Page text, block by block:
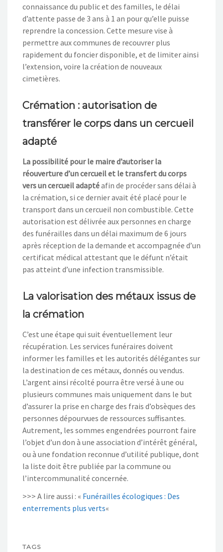
connaissance du public et des familles, le délai
d’attente passe de 3 ans à 1 an pour qu’elle puisse
reprendre la concession. Cette mesure vise à
permettre aux communes de recouvrer plus
rapidement du foncier disponible, et de limiter ainsi
l’extension, voire la création de nouveaux
cimetières.
Crémation : autorisation de
transférer le corps dans un cercueil
adapté
La possibilité pour le maire d’autoriser la
réouverture d’un cercueil et le transfert du corps
vers un cercueil adaptéafin de procéder sans délai à
la crémation, si ce dernier avait été placé pour le
transport dans un cercueil non combustible. Cette
autorisation est délivrée aux personnes en charge
des funérailles dans un délai maximum de 6 jours
après réception de la demande et accompagnée d’un
certificat médical attestant que le défunt n’était
pas atteint d’une infection transmissible.
La valorisation des métaux issus de
la crémation
C’est une étape qui suit éventuellement leur
récupération. Les services funéraires doivent
informer les familles et les autorités délégantes sur
la destination de ces métaux, donnés ou vendus.
L’argent ainsi récolté pourra être versé à une ou
plusieurs communes mais uniquement dans le but
d’assurer la prise en charge des frais d’obsèques des
personnes dépourvues de ressources suffisantes.
Autrement, les sommes engendrées pourront faire
l’objet d’un don à une association d’intérêt général,
ou à une fondation reconnue d’utilité publique, dont
la liste doit être publiée par la commune ou
l’intercommunalité concernée.
>>> A lire aussi : « Funérailles écologiques : Des
enterrements plus verts«
TAGS